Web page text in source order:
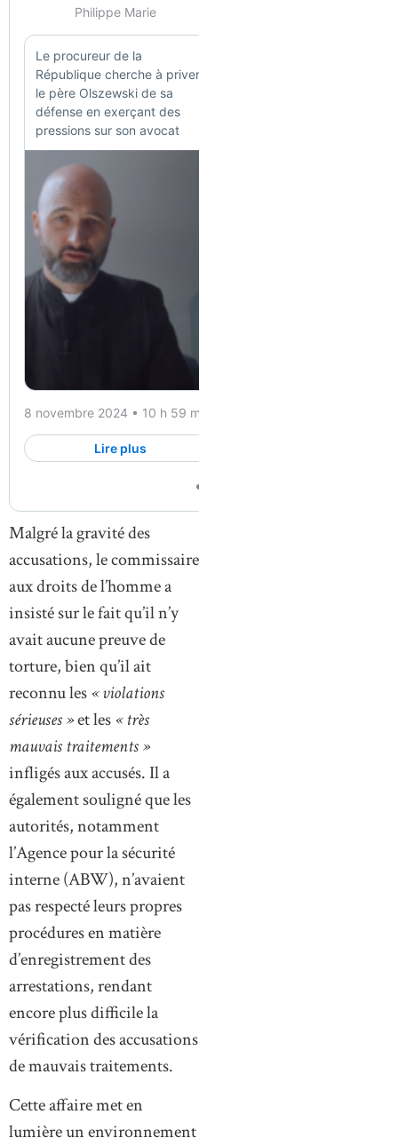
Malgré la gravité des
accusations, le commissaire
aux droits de l’homme a
insisté sur le fait qu’il n’y
avait aucune preuve de
torture, bien qu’il ait
reconnu les« violations
sérieuses »et les« très
mauvais traitements »
infligés aux accusés. Il a
également souligné que les
autorités, notamment
l’Agence pour la sécurité
interne (ABW), n’avaient
pas respecté leurs propres
procédures en matière
d’enregistrement des
arrestations, rendant
encore plus difficile la
vérification des accusations
de mauvais traitements.
Cette affaire met en
lumière un environnement